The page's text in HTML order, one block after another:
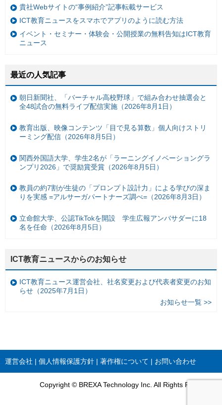
貴社Webサイトの“事例紹介”記事転載サービス
ICT教育ニュースをスマホでアプリのように読む方法
イベント・セミナー・体験会・公開授業の無料告知はICT教育
ニュース
最近の人気記事
朝日新聞社、「バーチャル高校野球」で組み合わせ抽選会と
全48試合の無料ライブ配信実施（2026年8月1日）
教育出版、映像コンテンツ「目で見る算数」個人向けストリ
ーミング配信（2026年8月5日）
関西外国語大学、学生2名が「ラーニングイノベーショングラ
ンプリ2026」で奨励賞受賞（2026年8月5日）
教員の約7割が生徒の「プロンプト設計力」による学びの深ま
りを実感 =アルサーガパートナーズ調べ=（2026年8月3日）
立命館大学、公認TikTokを開設 学生広報アンバサダーに18
名を任命（2026年8月5日）
ICT教育ニュースからのお知らせ
ICT教育ニュース運営会社、社名変更および代表者変更のお知
らせ（2025年7月1日）
お知らせ一覧 >>
運営会社 個人情報保護方針 著作権について お問い合わせ
Copyright © BREXA Technology Inc. All Rights Reserved.